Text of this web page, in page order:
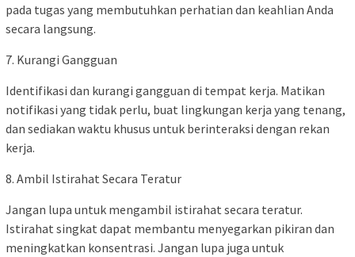
pada tugas yang membutuhkan perhatian dan keahlian Anda
secara langsung.
7. Kurangi Gangguan
Identifikasi dan kurangi gangguan di tempat kerja. Matikan
notifikasi yang tidak perlu, buat lingkungan kerja yang tenang,
dan sediakan waktu khusus untuk berinteraksi dengan rekan
kerja.
8. Ambil Istirahat Secara Teratur
Jangan lupa untuk mengambil istirahat secara teratur.
Istirahat singkat dapat membantu menyegarkan pikiran dan
meningkatkan konsentrasi. Jangan lupa juga untuk